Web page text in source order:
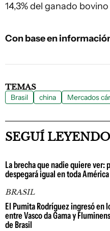
14,3% del ganado
Con base en
TEMAS
Brasil china Mercados
SEGUÍ LEYENDO
La brecha que nadie quiere
despegará igual en toda
BRASIL
El Pumita Rodríguez ingresó en
entre Vasco da Gama y
de Brasil